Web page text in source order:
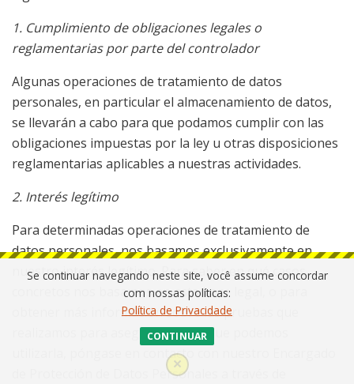
Se continuar navegando neste site, você assume concordar
com nossas políticas:
Política de Privacidade
CONTINUAR
1. Cumplimiento de obligaciones legales o
reglamentarias por parte del controlador
Algunas operaciones de tratamiento de datos
personales, en particular el almacenamiento de datos,
se llevarán a cabo para que podamos cumplir con las
obligaciones impuestas por la ley u otras disposiciones
reglamentarias aplicables a nuestras actividades.
2. Interés legítimo
Para determinadas operaciones de tratamiento de
datos personales, nos basamos exclusivamente en
nuestro interés legítimo. Para saber en qué casos
concretos nos basamos en esta base legal, o para
obtener más información sobre las pruebas que
realizamos para asegurarnos de que podemos
utilizarla, póngase en contacto con nuestro Encargado
de Protección de Datos Personales a través de